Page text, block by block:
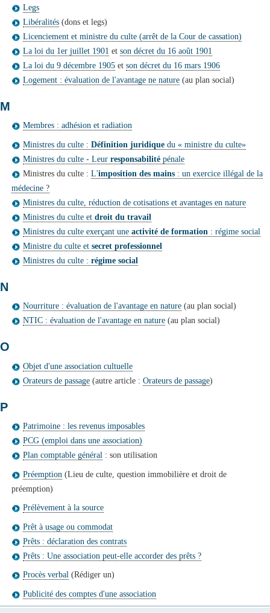
Legs
Libéralités(dons et legs)
Licenciement et ministre du culte (arrêt de la Cour de cassation)
La loi du 1er juillet 1901 et son décret du 16 août 1901
La loi du 9 décembre 1905et son décret du 16 mars 1906
Logement : évaluation de l'avantage ne nature(au plan social)
M
Membres : adhésion et radiation
Ministres du culte : Définition juridiquedu « ministre du culte»
Ministres du culte - Leur responsabilitépénale
Ministres du culte : L'imposition des mains: un exercice illégal de la
médecine ?
Ministres du culte, réduction de cotisations et avantages en nature
Ministres du culte et droit du travail
Ministres du culte exerçant une activité de formation : régime social
Ministre du culte et secret professionnel
Ministres du culte : régime social
N
Nourriture : évaluation de l'avantage en nature(au plan social)
NTIC : évaluation de l'avantage en nature(au plan social)
O
Objet d'une association cultuelle
Orateurs de passage(autre article : Orateurs de passage)
P
Patrimoine : les revenus imposables
PCG (emploi dans une association)
Plan comptable général: son utilisation
Préemption (Lieu de culte, question immobilière et droit de
préemption)
Prélèvement à la source
Prêt à usage ou commodat
Prêts : déclaration des contrats
Prêts : Une association peut-elle accorder des prêts ?
Procès verbal(Rédiger un)
Publicité des comptes d'une association